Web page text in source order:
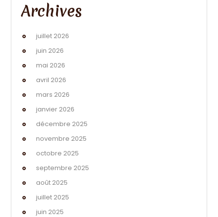
Archives
juillet 2026
juin 2026
mai 2026
avril 2026
mars 2026
janvier 2026
décembre 2025
novembre 2025
octobre 2025
septembre 2025
août 2025
juillet 2025
juin 2025